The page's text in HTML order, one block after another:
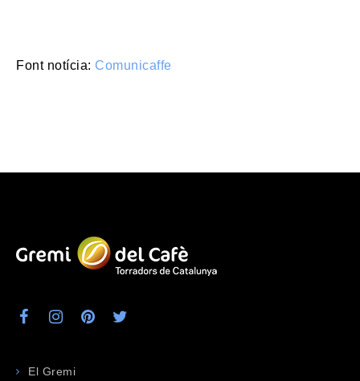
Font notícia: Comunicaffe
El Gremi